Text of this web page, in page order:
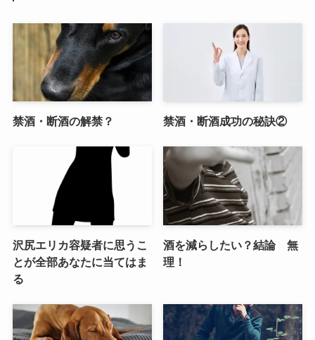
禁酒・断酒の解禁？ 禁酒・断酒成功の秘訣②
沢尻エリカ容疑者に思うこ
とが全部あなたに当てはま
る
酒を減らしたい？結論 無
理！